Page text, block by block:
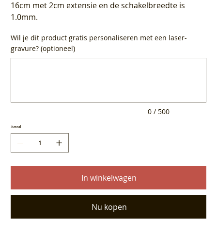
16cm met 2cm extensie en de schakelbreedte is
1.0mm.
Wil je dit product gratis personaliseren met een laser-
gravure? (optioneel)
0 / 500
Aantal
In winkelwagen
Nu kopen